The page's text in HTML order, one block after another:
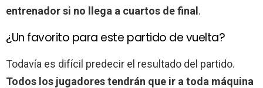
entrenador si no llega a cuartos de final .
¿Un favorito para este partido de vuelta?
Todavía es difícil predecir el resultado del partido.
Todos los jugadores tendrán que ir a toda máquina